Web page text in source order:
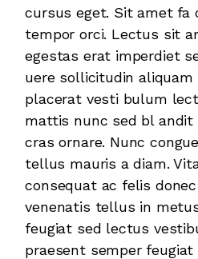
cursus eget. Sit amet fa
tempor orci. Lectus sit
egestas erat imperdiet
uere sollicitudin aliquam
placerat vesti bulum
mattis nunc sed bl
cras ornare. Nunc
tellus mauris a diam.
consequat ac felis
venenatis tellus in
feugiat sed lectus
praesent semper